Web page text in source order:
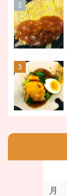
月